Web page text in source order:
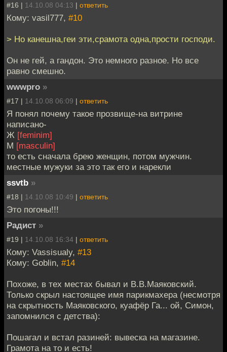
#16 | 14.10.08 04:13 | ответить
Кому: vasil777, #10
> Но канешна,геи эти,срамота одна,прости господи.
Он не гей, а гандон. Это немного разное. Но все
равно смешно.
wwwpro »
#17 | 14.10.08 06:09 | ответить
Я понял почему такое прозвище-на витрине
написано-
Ж [feminim]
М [masculin]
то есть сначала брею женщин, потом мужчин.
местные мужуки за это так его и нарекли
ssvtb »
#18 | 14.10.08 10:49 | ответить
Это погоны!!!
Радист »
#19 | 14.10.08 16:34 | ответить
Кому: Vassisualy, #13
Кому: Goblin, #14
Похоже, в тех местах бывал и В.В.Маяковский.
Только скрыл настоящее имя парикмахера (несмотря
на скрытность Маяковского, куафёр Га... ой, Симон,
запомнился с детства):
Пошагал и встал разиней: вывеска на магазине.
Грамота на то и есть!